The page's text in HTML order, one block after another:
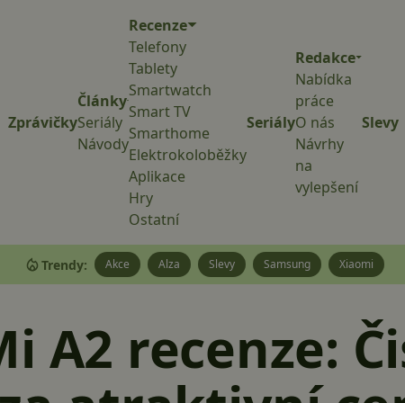
Zprávičky
Články
Seriály
Návody
Recenze
Telefony
Tablety
Smartwatch
Smart TV
Smarthome
Elektrokoloběžky
Aplikace
Hry
Ostatní
Seriály
Redakce
Nabídka
práce
O nás
Návrhy
na
vylepšení
Slevy
Trendy: Akce Alza Slevy Samsung Xiaomi
A2 recenze: